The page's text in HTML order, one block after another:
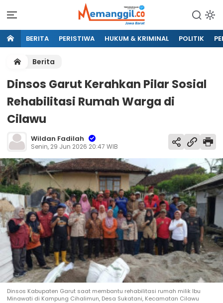
BERITA PERISTIWA HUKUM & KRIMINAL POLITIK
Berita
Dinsos Garut Kerahkan Pilar Sosial
Rehabilitasi Rumah Warga di
Cilawu
Wildan Fadilah
Senin, 29 Jun 2026 20:47 WIB
Dinsos Kabupaten Garut saat membantu rehabilitasi rumah milik Ibu
Minawati di Kampung Cihalimun, Desa Sukatani, Kecamatan Cilawu